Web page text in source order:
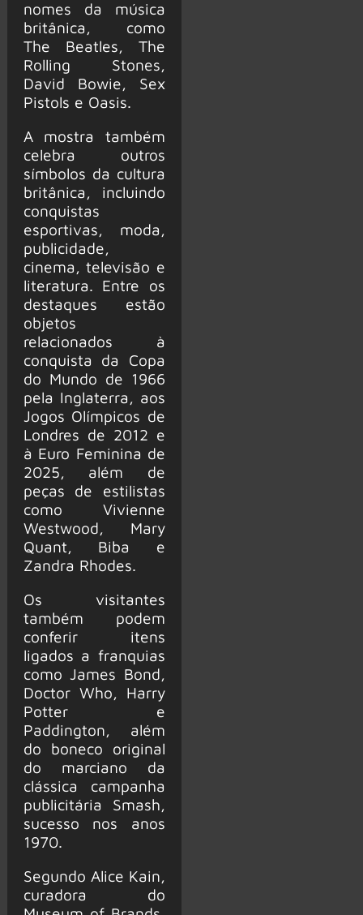
nomes da música
britânica, como
The Beatles, The
Rolling Stones,
David Bowie, Sex
Pistols e Oasis.
A mostra também
celebra outros
símbolos da cultura
britânica, incluindo
conquistas
esportivas, moda,
publicidade,
cinema, televisão e
literatura. Entre os
destaques estão
objetos
relacionados à
conquista da Copa
do Mundo de 1966
pela Inglaterra, aos
Jogos Olímpicos de
Londres de 2012 e
à Euro Feminina de
2025, além de
peças de estilistas
como Vivienne
Westwood, Mary
Quant, Biba e
Zandra Rhodes.
Os visitantes
também podem
conferir itens
ligados a franquias
como James Bond,
Doctor Who, Harry
Potter e
Paddington, além
do boneco original
do marciano da
clássica campanha
publicitária Smash,
sucesso nos anos
1970.
Segundo Alice Kain,
curadora do